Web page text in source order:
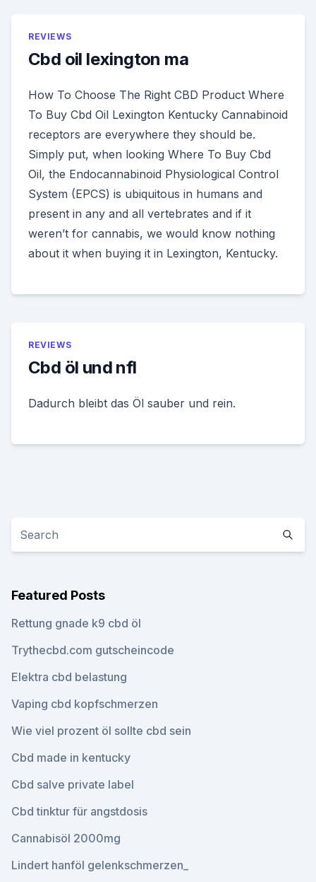
REVIEWS
Cbd oil lexington ma
How To Choose The Right CBD Product Where
To Buy Cbd Oil Lexington Kentucky Cannabinoid
receptors are everywhere they should be.
Simply put, when looking Where To Buy Cbd
Oil, the Endocannabinoid Physiological Control
System (EPCS) is ubiquitous in humans and
present in any and all vertebrates and if it
weren’t for cannabis, we would know nothing
about it when buying it in Lexington, Kentucky.
REVIEWS
Cbd öl und nfl
Dadurch bleibt das Öl sauber und rein.
Featured Posts
Rettung gnade k9 cbd öl
Trythecbd.com gutscheincode
Elektra cbd belastung
Vaping cbd kopfschmerzen
Wie viel prozent öl sollte cbd sein
Cbd made in kentucky
Cbd salve private label
Cbd tinktur für angstdosis
Cannabisöl 2000mg
Lindert hanföl gelenkschmerzen_